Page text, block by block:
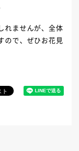
れませんが、全体
ので、ぜひお花見